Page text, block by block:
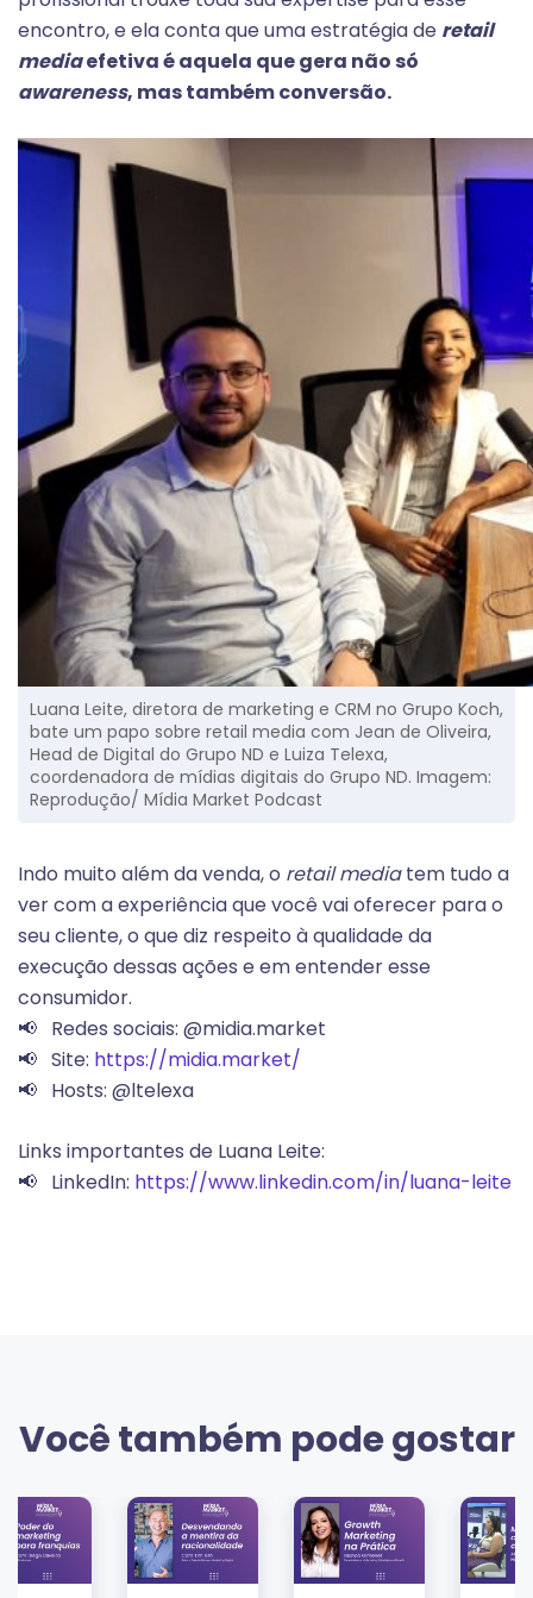
encontro, e ela conta que uma estratégia de retail
mediaefetiva é aquela que gera não só
awareness, mas também conversão.
Luana Leite, diretora de marketing e CRM no Grupo Koch,
bate um papo sobre retail media com Jean de Oliveira,
Head de Digital do Grupo ND e Luiza Telexa,
coordenadora de mídias digitais do Grupo ND. Imagem:
Reprodução/ Mídia Market Podcast
Indo muito além da venda, o retail mediatem tudo a
ver com a experiência que você vai oferecer para o
seu cliente, o que diz respeito à qualidade da
execução dessas ações e em entender esse
consumidor.
📢 Redes sociais: @midia.market
📢 Site: https://midia.market/
📢 Hosts: @ltelexa
Links importantes de Luana Leite:
📢 LinkedIn: https://www.linkedin.com/in/luana-leite
Você também pode gostar